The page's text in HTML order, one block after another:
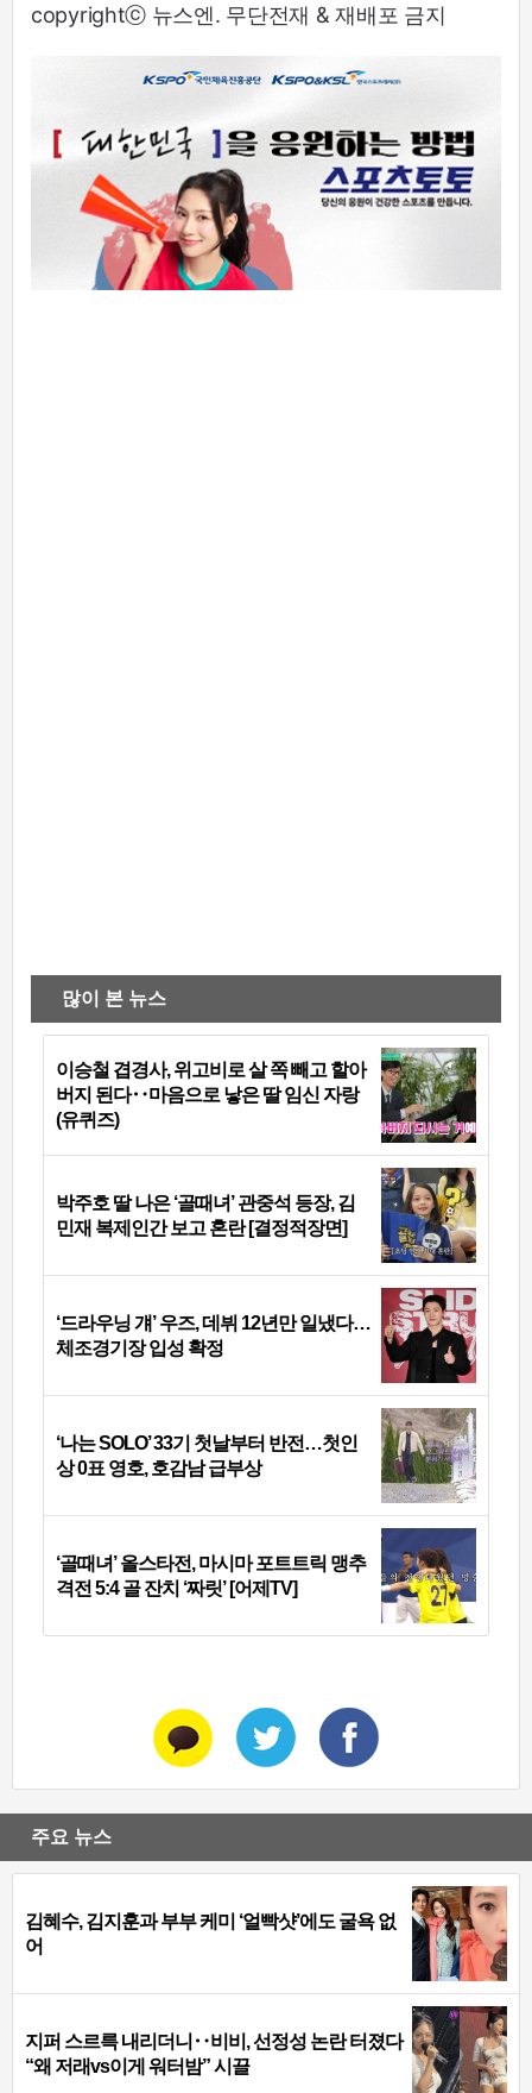
copyrightⓒ 뉴스엔. 무단전재 & 재배포 금지
많이 본 뉴스
이승철 겹경사, 위고비로 살 쪽 빼고 할아
버지 된다‥마음으로 낳은 딸 임신 자랑
(유퀴즈)
박주호 딸 나은 ‘골때녀’ 관중석 등장, 김
민재 복제인간 보고 혼란 [결정적장면]
‘드라우닝 걔’ 우즈, 데뷔 12년만 일냈다…
체조경기장 입성 확정
‘나는 SOLO’ 33기 첫날부터 반전…첫인
상 0표 영호, 호감남 급부상
‘골때녀’ 올스타전, 마시마 포트트릭 맹추
격전 5:4 골 잔치 ‘짜릿’ [어제TV]
주요 뉴스
김혜수, 김지훈과 부부 케미 ‘얼빡샷’에도 굴욕 없
어
지퍼 스르륵 내리더니‥비비, 선정성 논란 터졌다
“왜 저래vs이게 워터밤” 시끌